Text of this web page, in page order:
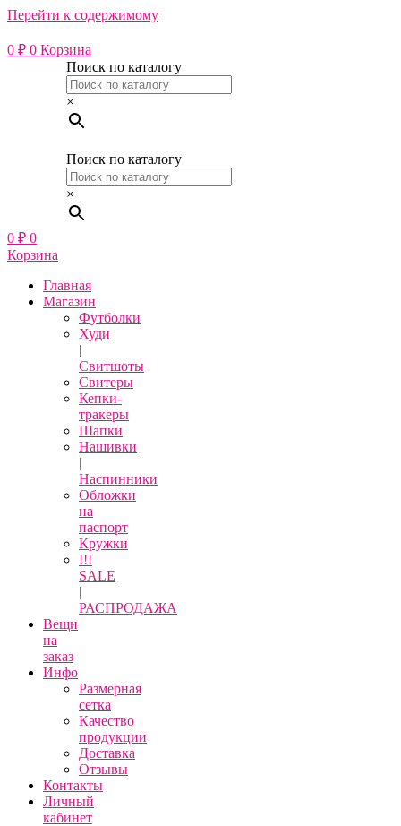
Перейти к содержимому
0 ₽ 0 Корзина
Поиск по каталогу
×
Поиск по каталогу
×
0 ₽ 0
Корзина
Главная
Магазин
Футболки
Худи
|
Свитшоты
Свитеры
Кепки-
тракеры
Шапки
Нашивки
|
Наспинники
Обложки
на
паспорт
Кружки
!!!
SALE
|
РАСПРОДАЖА
Вещи
на
заказ
Инфо
Размерная
сетка
Качество
продукции
Доставка
Отзывы
Контакты
Личный
кабинет